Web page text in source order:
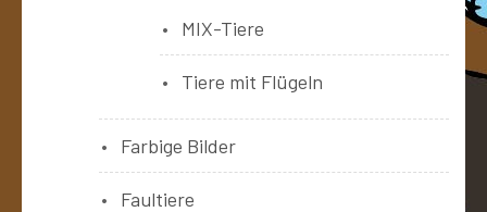
MIX-Tiere
Tiere mit Flügeln
Farbige Bilder
Faultiere